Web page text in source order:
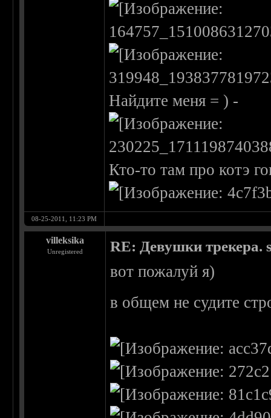
Найдите меня = ) -
Кто-то там про котэ
08-25-2011, 11:23 PM
villeksika
Unregistered RE: Девушки трекера.
вот пожалуй я)
в общем не судите